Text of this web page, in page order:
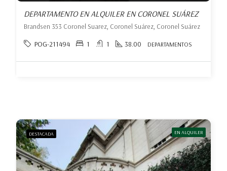
DEPARTAMENTO EN ALQUILER EN CORONEL SUÁREZ
Brandsen 353 Coronel Suarez, Coronel Suárez, Coronel Suárez
POG-211494 1 1 38.00 DEPARTAMENTOS
DESTACADA EN ALQUILER